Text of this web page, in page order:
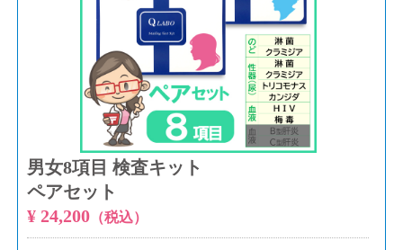
男女8項目 検査キット
ペアセット​
¥ 24,200（税込）